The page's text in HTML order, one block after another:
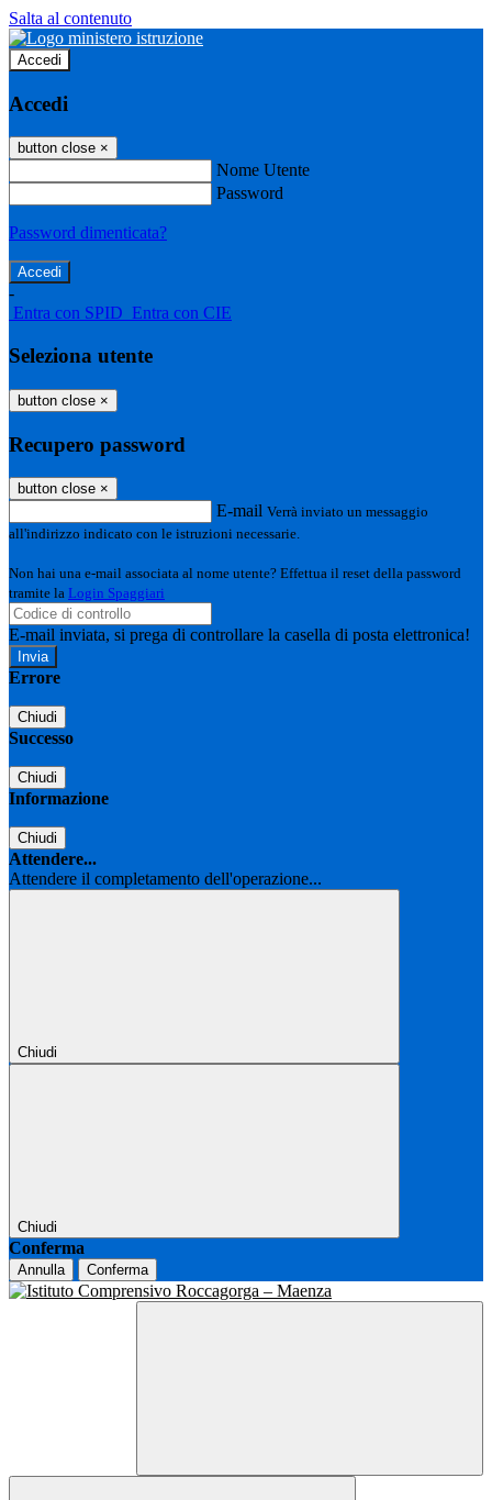
Salta al contenuto
Accedi
Accedi
button close ×
Nome Utente
Password
Password dimenticata?
-
Entra con SPID Entra con CIE
Seleziona utente
button close ×
Recupero password
button close ×
E-mail Verrà inviato un messaggio
all'indirizzo indicato con le istruzioni necessarie.
Non hai una e-mail associata al nome utente? Effettua il reset della password
tramite la Login Spaggiari
E-mail inviata, si prega di controllare la casella di posta elettronica!
Errore
Chiudi
Successo
Chiudi
Informazione
Chiudi
Attendere...
Attendere il completamento dell'operazione...
Chiudi
Chiudi
Conferma
Annulla Conferma